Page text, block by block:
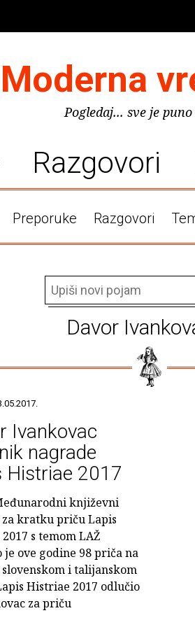
Moderna
Pogledaj... sve je
Razgovori
Preporuke Razgovori
Davor
Ivankovac
nagrade
Histriae 2017
književni
kratku priču Lapis
s temom LAŽ
ove godine 98 priča na
i talijanskom
Histriae 2017 odlučio
za priču